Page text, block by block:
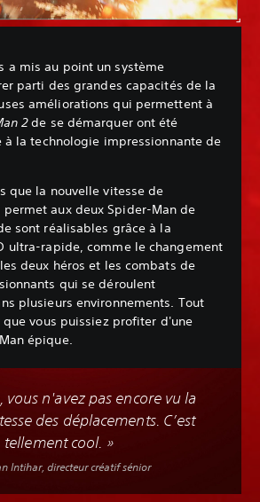
a mis au point un système
parti des grandes capacités de la
améliorations qui permettent à
2de se démarquer ont été
à la technologie impressionnante de
que la nouvelle vitesse de
aux deux Spider-Man de
sont réalisables grâce à la
ultra-rapide, comme le changement
deux héros et les combats de
qui se déroulent
plusieurs environnements. Tout
vous puissiez profiter d'une
épique.
vous n'avez pas encore vu la
des déplacements. C’est
tellement cool. »
Intihar, directeur créatif sénior